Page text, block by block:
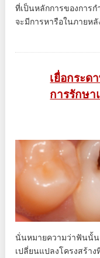
ที่เป็นหลักการของการ
จะมีการหารือในภายหลั
เยื่อกระด
การรักษ
นั่นหมายความว่าฟันนั้น
เปลี่ยนแปลงโครงสร้า